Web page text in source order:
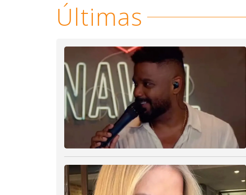
Últimas